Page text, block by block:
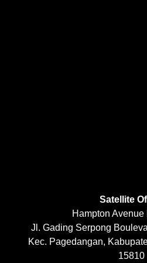
Satellite
Hampton
Jl. Gading Serpong
Kec. Pagedangan,
15810